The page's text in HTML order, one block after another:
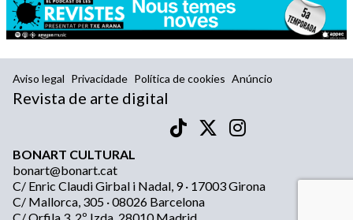
CAMBRILS NO ESPAI EAT
ART
Aviso legal Privacidade Política de cookies Anúncio
Revista de arte digital
BONART CULTURAL
bonart@bonart.cat
C/ Enric Claudi Girbal i Nadal, 9 · 17003 Girona
C/ Mallorca, 305 · 08026 Barcelona